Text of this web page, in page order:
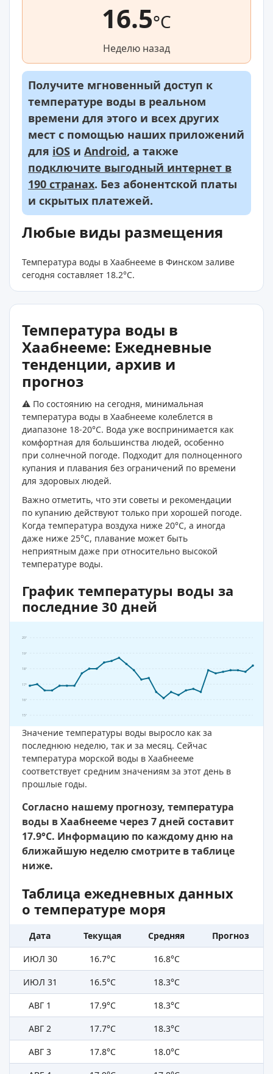
16.5°C
Неделю назад
Получите мгновенный доступ к
температуре воды в реальном
времени для этого и всех других
мест с помощью наших приложений
для iOS и Android, а также
подключите выгодный интернет в
190 странах. Без абонентской платы
и скрытых платежей.
Любые виды размещения
Температура воды в Хаабнееме в Финском заливе
сегодня составляет 18.2°C.
Температура воды в
Хаабнееме: Ежедневные
тенденции, архив и
прогноз
⚠️ По состоянию на сегодня, минимальная
температура воды в Хаабнееме колеблется в
диапазоне 18-20°C. Вода уже воспринимается как
комфортная для большинства людей, особенно
при солнечной погоде. Подходит для полноценного
купания и плавания без ограничений по времени
для здоровых людей.
Важно отметить, что эти советы и рекомендации
по купанию действуют только при хорошей погоде.
Когда температура воздуха ниже 20°C, а иногда
даже ниже 25°C, плавание может быть
неприятным даже при относительно высокой
температуре воды.
График температуры воды за
последние 30 дней
15°
16°
17°
18°
19°
20°
Значение температуры воды выросло как за
последнюю неделю, так и за месяц. Сейчас
температура морской воды в Хаабнееме
соответствует средним значениям за этот день в
прошлые годы.
Согласно нашему прогнозу, температура
воды в Хаабнееме через 7 дней составит
17.9°C. Информацию по каждому дню на
ближайшую неделю смотрите в таблице
ниже.
Таблица ежедневных данных
о температуре моря
Дата Текущая Средняя
Прогноз
ИЮЛ 30
16.7°C
16.8°C
ИЮЛ 31
16.5°C
18.3°C
АВГ 1
17.9°C
18.3°C
АВГ 2
17.7°C
18.3°C
АВГ 3
17.8°C
18.0°C